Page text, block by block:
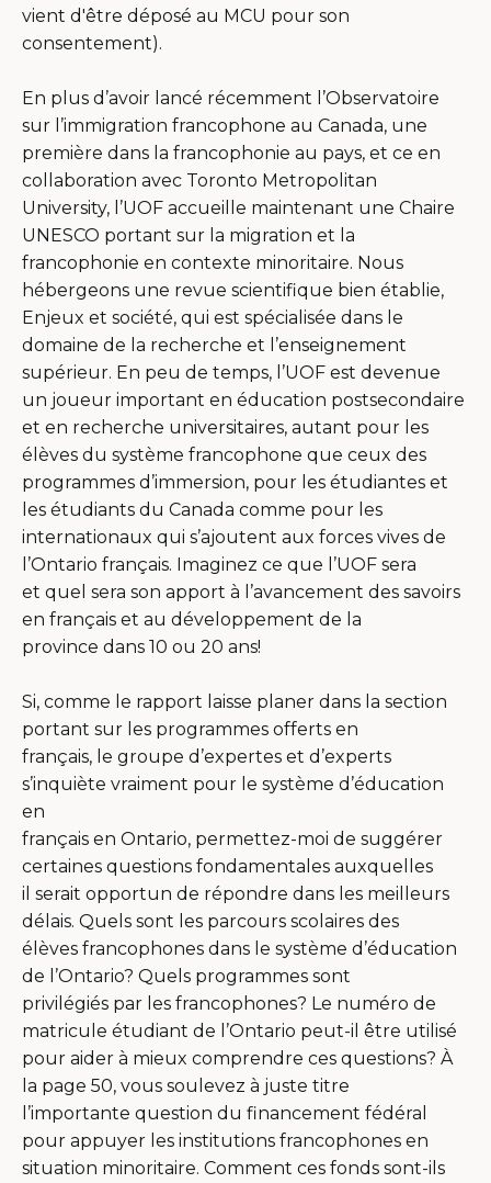
vient d'être déposé au MCU pour son
consentement).
En plus d’avoir lancé récemment l’Observatoire
sur l’immigration francophone au Canada, une
première dans la francophonie au pays, et ce en
collaboration avec Toronto Metropolitan
University, l’UOF accueille maintenant une Chaire
UNESCO portant sur la migration et la
francophonie en contexte minoritaire. Nous
hébergeons une revue scientifique bien établie,
Enjeux et société, qui est spécialisée dans le
domaine de la recherche et l’enseignement
supérieur. En peu de temps, l’UOF est devenue
un joueur important en éducation postsecondaire
et en recherche universitaires, autant pour les
élèves du système francophone que ceux des
programmes d’immersion, pour les étudiantes et
les étudiants du Canada comme pour les
internationaux qui s’ajoutent aux forces vives de
l’Ontario français. Imaginez ce que l’UOF sera
et quel sera son apport à l’avancement des savoirs
en français et au développement de la
province dans 10 ou 20 ans!
Si, comme le rapport laisse planer dans la section
portant sur les programmes offerts en
français, le groupe d’expertes et d’experts
s’inquiète vraiment pour le système d’éducation
en
français en Ontario, permettez-moi de suggérer
certaines questions fondamentales auxquelles
il serait opportun de répondre dans les meilleurs
délais. Quels sont les parcours scolaires des
élèves francophones dans le système d’éducation
de l’Ontario? Quels programmes sont
privilégiés par les francophones? Le numéro de
matricule étudiant de l’Ontario peut-il être utilisé
pour aider à mieux comprendre ces questions? À
la page 50, vous soulevez à juste titre
l’importante question du financement fédéral
pour appuyer les institutions francophones en
situation minoritaire. Comment ces fonds sont-ils